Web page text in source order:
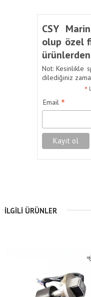
CSY
olup özel
Not: Kesinlikle
dilediğiniz
*
Email *
İLGILI ÜRÜNLER